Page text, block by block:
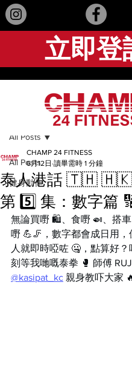
立即登
All Posts
健身動作
All Posts
泰人港話 🇹🇭
第 5️⃣ 集：數字篇
CHAMP 24 FITNESS
6月12日 讀畢需時 1 分鐘
無論買嘢 🛍️、食嘢 🍛、搭
嘢 💪🦵，數字都會成日用，
人就即時啞咗 🤐，點算好？
刻等我哋嘅泰拳 🥊 師傅
@kasipat_kc 親身教吓大家